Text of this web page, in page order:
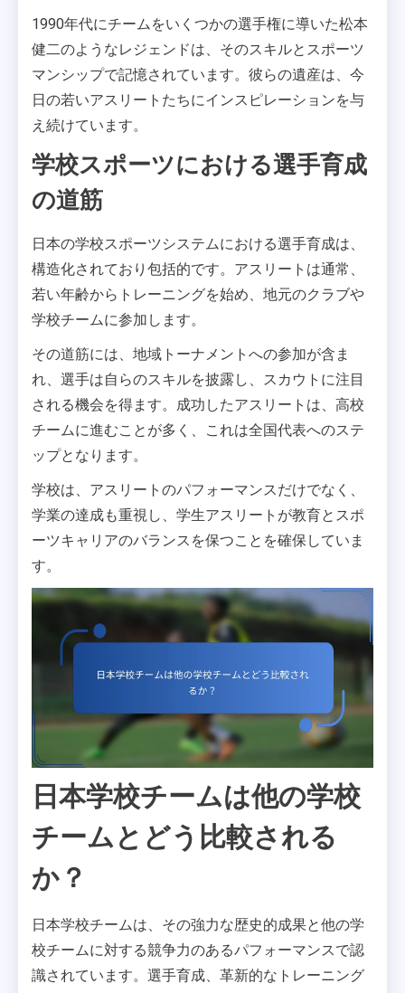
1990年代にチームをいくつかの選手権に導いた松本
健二のようなレジェンドは、そのスキルとスポーツ
マンシップで記憶されています。彼らの遺産は、今
日の若いアスリートたちにインスピレーションを与
え続けています。
学校スポーツにおける選手育成
の道筋
日本の学校スポーツシステムにおける選手育成は、
構造化されており包括的です。アスリートは通常、
若い年齢からトレーニングを始め、地元のクラブや
学校チームに参加します。
その道筋には、地域トーナメントへの参加が含ま
れ、選手は自らのスキルを披露し、スカウトに注目
される機会を得ます。成功したアスリートは、高校
チームに進むことが多く、これは全国代表へのステ
ップとなります。
学校は、アスリートのパフォーマンスだけでなく、
学業の達成も重視し、学生アスリートが教育とスポ
ーツキャリアのバランスを保つことを確保していま
す。
日本学校チームは他の学校
チームとどう比較される
か？
日本学校チームは、その強力な歴史的成果と他の学
校チームに対する競争力のあるパフォーマンスで認
識されています。選手育成、革新的なトレーニング